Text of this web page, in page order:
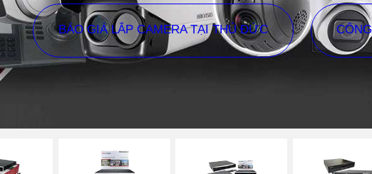
BÁO GIÁ LẮP CAMERA TẠI THỦ ĐỨC